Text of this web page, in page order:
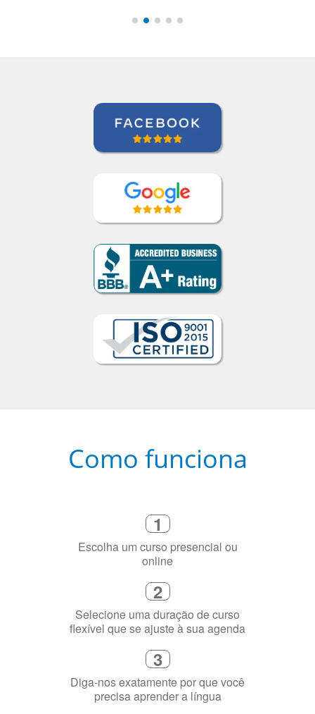
Como funciona
1
Escolha um curso presencial ou
online
2
Selecione uma duração de curso
flexível que se ajuste à sua agenda
3
Diga-nos exatamente por que você
precisa aprender a língua